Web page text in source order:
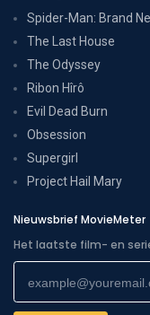
Spider-Man: Brand
The Last House
The Odyssey
Ribon Hîrô
Evil Dead Burn
Obsession
Supergirl
Project Hail Mary
Nieuwsbrief MovieMeter
Het laatste film- en